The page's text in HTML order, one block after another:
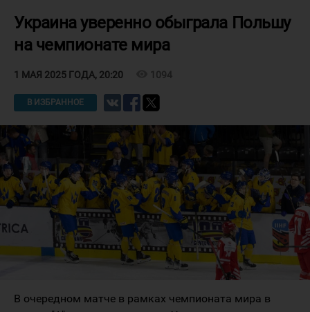
Украина уверенно обыграла Польшу
на чемпионате мира
1 МАЯ 2025 ГОДА, 20:20 1094
В ИЗБРАННОЕ
В очередном матче в рамках чемпионата мира в